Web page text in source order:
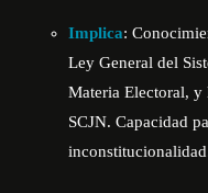
Implica:
Ley General del
Materia Electoral, y
SCJN. Capacidad